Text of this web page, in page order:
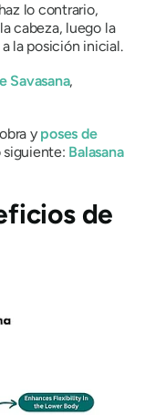
lo contrario,
cabeza, luego la
la posición inicial.
Savasana,
y poses de
siguiente: Balasana
de